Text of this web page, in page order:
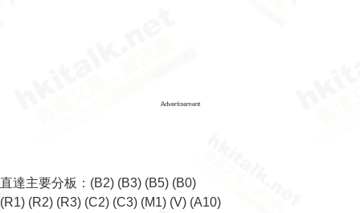
Advertisement
直達主要分板： (B2) (B3) (B5) (B0)
(R1) (R2) (R3) (C2) (C3) (M1) (V) (A10)